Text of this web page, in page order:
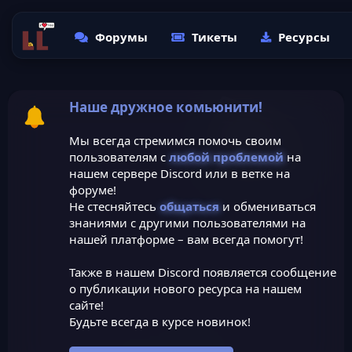
Форумы Тикеты Ресурсы
Наше дружное комьюнити!
Мы всегда стремимся помочь своим
пользователям с любой проблемойна
нашем сервере Discord или в ветке на
форуме!
Не стесняйтесь общатьсяи обмениваться
знаниями с другими пользователями на
нашей платформе – вам всегда помогут!
Также в нашем Discord появляется сообщение
о публикации нового ресурса на нашем
сайте!
Будьте всегда в курсе новинок!